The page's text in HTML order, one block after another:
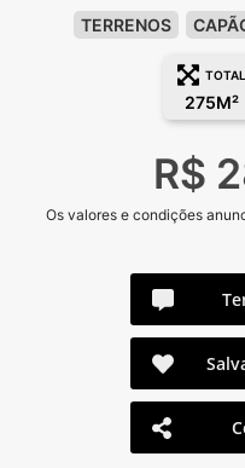
TERRENOS
TOTAL
275M²
R$
Os valores e condições